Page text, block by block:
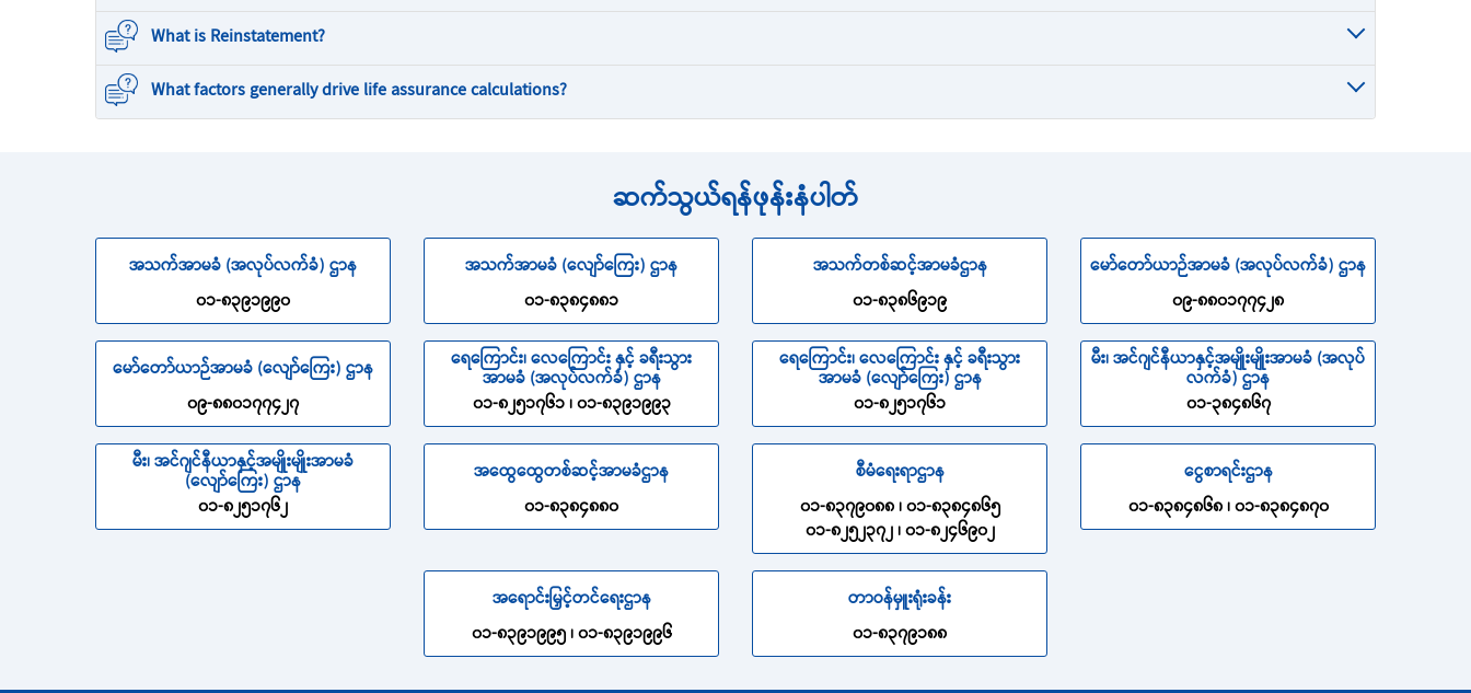
What is Reinstatement?
What factors generally drive life assurance calculations?
ဆက်သွယ်ရန်ဖုန်းနံပါတ်
အသက်အာမခံ (အလုပ်လက်ခံ) ဌာန
၀၁-၈၃၉၁၉၉၀
အသက်အာမခံ (လျော်ကြေး) ဌာန
၀၁-၈၃၈၄၈၈၁
အသက်တစ်ဆင့်အာမခံဌာန
၀၁-၈၃၈၆၉၁၉
မော်တော်ယာဉ်အာမခံ (အလုပ်လက်ခံ) ဌာန
၀၉-၈၈၀၁၇၇၄၂၈
မော်တော်ယာဉ်အာမခံ (လျော်ကြေး) ဌာန
၀၉-၈၈၀၁၇၇၄၂၇
ရေကြောင်း၊ လေကြောင်း နှင့် ခရီးသွား
အာမခံ (အလုပ်လက်ခံ) ဌာန
၀၁-၈၂၅၁၇၆၁ ၊ ၀၁-၈၃၉၁၉၉၃
ရေကြောင်း၊ လေကြောင်း နှင့် ခရီးသွား
အာမခံ (လျော်ကြေး) ဌာန
၀၁-၈၂၅၁၇၆၁
မီး၊ အင်ဂျင်နီယာနှင့်အမျိုးမျိုးအာမခံ (အလုပ်
လက်ခံ) ဌာန
၀၁-၃၈၄၈၆၇
မီး၊ အင်ဂျင်နီယာနှင့်အမျိုးမျိုးအာမခံ
(လျော်ကြေး) ဌာန
၀၁-၈၂၅၁၇၆၂
အထွေထွေတစ်ဆင့်အာမခံဌာန
၀၁-၈၃၈၄၈၈၀
စီမံရေးရာဌာန
၀၁-၈၃၇၉၀၈၈ ၊ ၀၁-၈၃၈၄၈၆၅
၀၁-၈၂၅၂၃၇၂ ၊ ၀၁-၈၂၄၆၉၀၂
ငွေစာရင်းဌာန
၀၁-၈၃၈၄၈၆၈ ၊ ၀၁-၈၃၈၄၈၇၀
အရောင်းမြှင့်တင်ရေးဌာန
၀၁-၈၃၉၁၉၉၅ ၊ ၀၁-၈၃၉၁၉၉၆
တာဝန်မှူးရုံးခန်း
၀၁-၈၃၇၉၁၈၈